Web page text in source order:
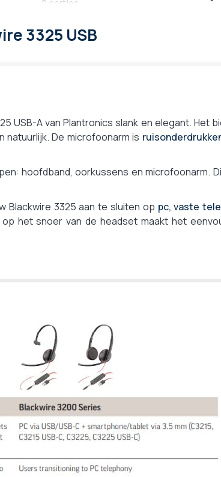
2 oortjes
Headset met hoofdband
Nee (Teams, Zello, Zebra)
Ja
Ja
Nee
2 jaar
3325 USB
USB-A van Plantronics slank en elegant. Het
natuurlijk. De microfoonarm is
hoofdband, oorkussens en microfoonarm.
Blackwire 3325 aan te sluiten op pc, vaste
het snoer van de headset maakt het